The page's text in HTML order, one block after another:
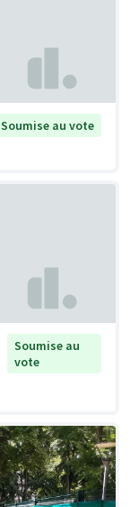
Soumise au vote
Soumise au
vote